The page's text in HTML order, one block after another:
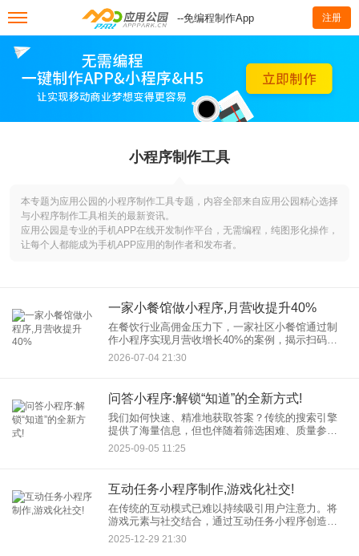
--免编程制作App 注册
小程序制作工具
本专题为应用公园的小程序制作工具专题，内容全部来自应用公园精心选择
与小程序制作工具相关的最新资讯。
应用公园是专业的手机APP在线开发制作平台，无需编程，纯图形化操作，
让每个人都能成为手机APP应用的制作者和发布者。
一家小餐馆做小程序,月营收提升40%
在餐饮行业高佣金压力下，一家社区小餐馆通过制
作小程序实现月营收增长40%的案例，揭示扫码点
餐、会员体系、裂变营销三大核心策略，为中小餐
2026-07-04 21:30
问答小程序:解锁“知道”的全新方式!
我们如何快速、精准地获取答案？传统的搜索引擎
提供了海量信息，但也伴随着筛选困难、质量参差
不齐的烦恼。如今，一种全新的知识获取方式正在
兴起——问答小程序。它以其轻便、高效、互动的
2025-09-05 11:25
互动任务小程序制作,游戏化社交!
在传统的互动模式已难以持续吸引用户注意力。将
游戏元素与社交结合，通过互动任务小程序创造沉
浸式体验，正成为提升用户参与感和粘性的有效策
略。这类应用不仅满足了用户的娱乐需求，更在完
2025-12-29 21:30